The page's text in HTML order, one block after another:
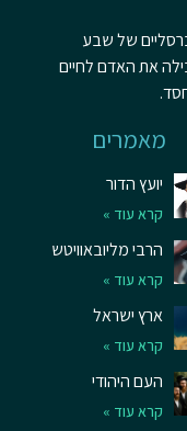
של שבע
את האדם לחיים
מאמרים
יועץ הדור
קרא עוד »
הרבי מליובאוויטש
קרא עוד »
ארץ ישראל
קרא עוד »
העם היהודי
קרא עוד »